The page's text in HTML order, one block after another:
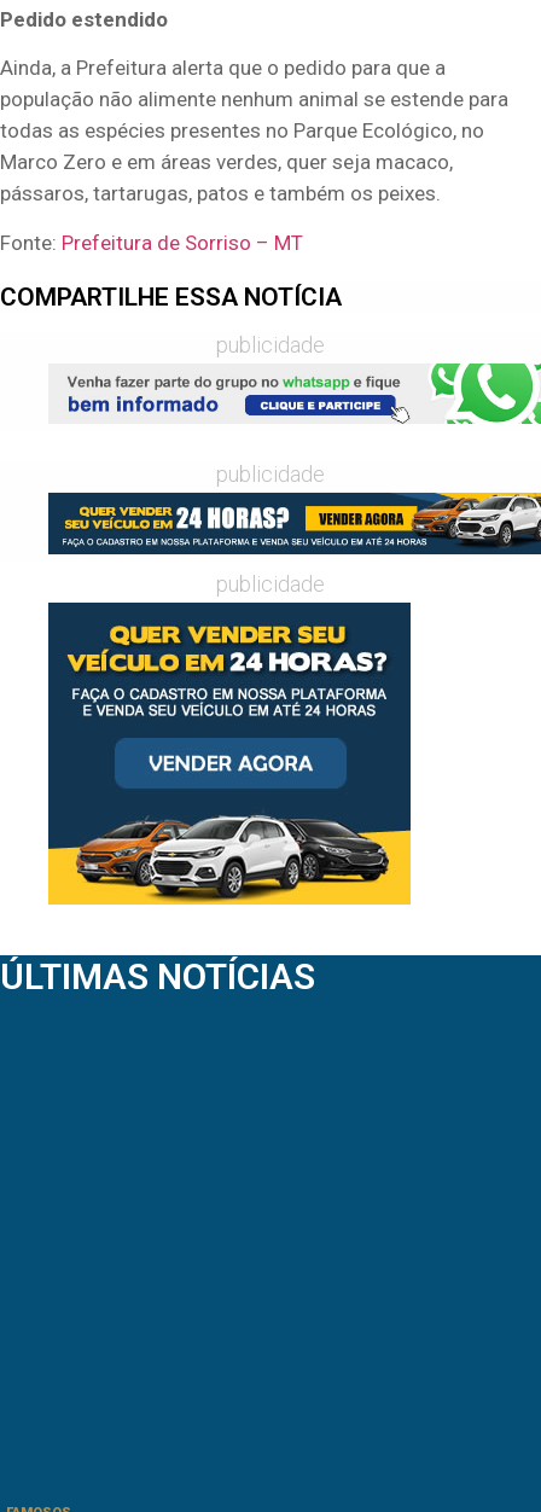
Pedido estendido
Ainda, a Prefeitura alerta que o pedido para que a
população não alimente nenhum animal se estende para
todas as espécies presentes no Parque Ecológico, no
Marco Zero e em áreas verdes, quer seja macaco,
pássaros, tartarugas, patos e também os peixes.
Fonte: Prefeitura de Sorriso – MT
COMPARTILHE ESSA NOTÍCIA
publicidade
publicidade
publicidade
ÚLTIMAS NOTÍCIAS